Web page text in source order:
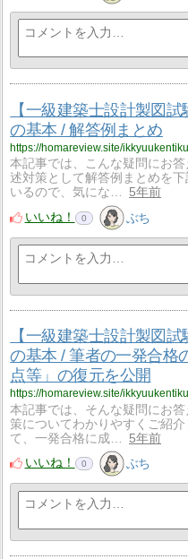
【一級建築士設計製図
の基本 / 解答例まとめ
本記事では、こんな疑問にお
述対策として解答例まとめを
いるので、気にな…
5年前
いいね！
0 ぶち
【一級建築士設計製図
の基本 / 筆者の一発合格
点等」の復元を公開
本記事では、そんな疑問にお
策についてわかりやすくご紹
て、一発合格に成…
5年前
いいね！
0 ぶち